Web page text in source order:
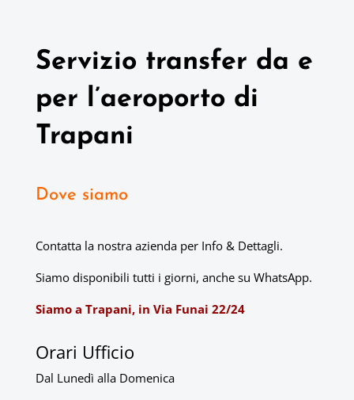
Servizio transfer da e
per l’aeroporto di
Trapani
Dove siamo
Contatta la nostra azienda per Info & Dettagli.
Siamo disponibili tutti i giorni, anche su WhatsApp.
Siamo a Trapani, in Via Funai 22/24
Orari Ufficio
Dal Lunedì alla Domenica